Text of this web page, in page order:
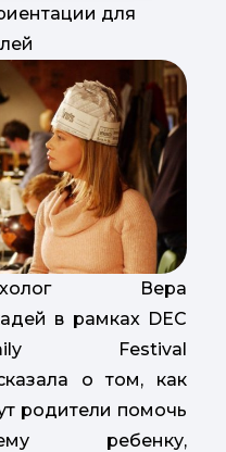
для
Вера
в рамках DEC
Festival
о том, как
родители помочь
ребенку,